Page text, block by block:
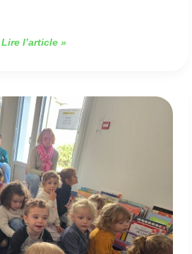
Lire l’article »
Les
maternelles
la
médiathèque